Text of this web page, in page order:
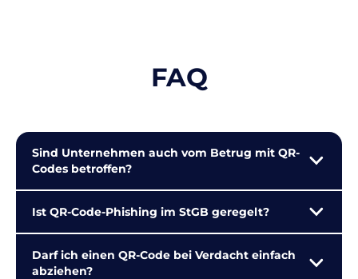
FAQ
Sind Unternehmen auch vom Betrug mit QR-
Codes betroffen?
Ist QR-Code-Phishing im StGB geregelt?
Darf ich einen QR-Code bei Verdacht einfach
abziehen?